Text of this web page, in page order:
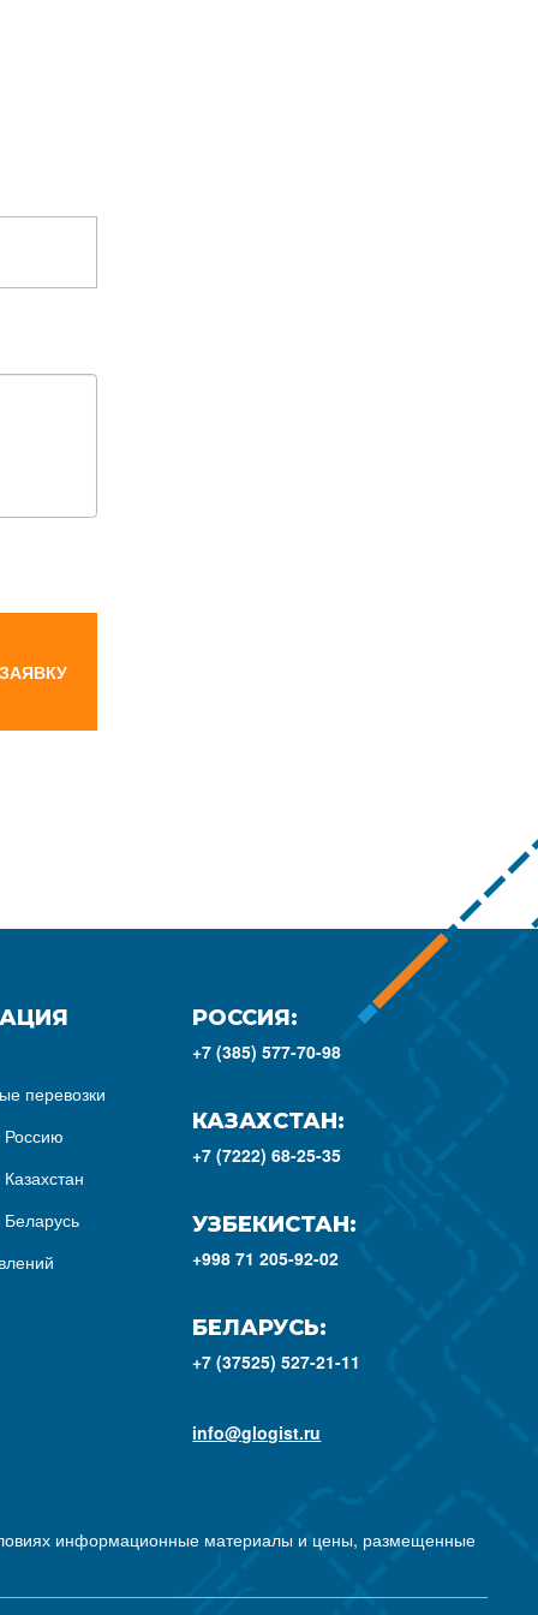
перевозки
Россию
Беларусь
РОССИЯ:
+7 (385) 577-70-98
КАЗАХСТАН:
+7 (7222) 68-25-35
УЗБЕКИСТАН:
+998 71 205-92-02
БЕЛАРУСЬ:
+7 (37525) 527-21-11
info@glogist.ru
информационные материалы и цены, размещенные